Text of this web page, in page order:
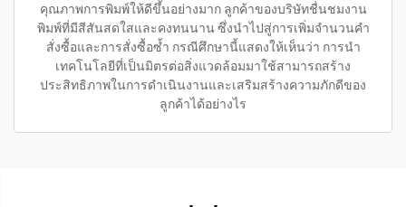
คุณภาพการพิมพ์ให้ดีขึ้นอย่างมาก ลูกค้าของบริษัทชื่นชมงาน
พิมพ์ที่มีสีสันสดใสและคงทนนาน ซึ่งนำไปสู่การเพิ่มจำนวนคำ
สั่งซื้อและการสั่งซื้อซ้ำ กรณีศึกษานี้แสดงให้เห็นว่า การนำ
เทคโนโลยีที่เป็นมิตรต่อสิ่งแวดล้อมมาใช้สามารถสร้าง
ประสิทธิภาพในการดำเนินงานและเสริมสร้างความภักดีของ
ลูกค้าได้อย่างไร